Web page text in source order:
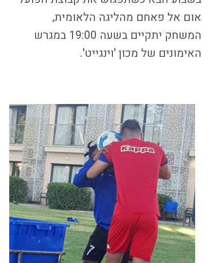
אום אל פאחם מהליגה הלאומית,
המשחק יתקיים בשעה 19:00 במגרש
האימונים של מכון 'וינגייט'.